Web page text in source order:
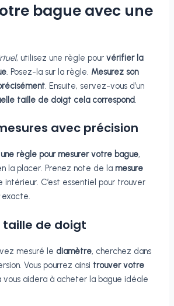
bague avec une
, utilisez une règle pourvérifier la
. Posez-la sur la règle. Mesurez son
. Ensuite, servez-vous d’un
taille de doigt cela correspond.
avec précision
règle pour mesurer votre bague,
la placer. Prenez note de la mesure
intérieur. C’est essentiel pour trouver
exacte.
taille de doigt
mesuré le diamètre, cherchez dans
Vous pourrez ainsi trouver votre
vous aidera à acheter la bague idéale